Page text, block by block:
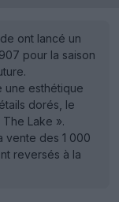
ont lancé un
pour la saison
une esthétique
dorés, le
Lake ».
vente des 1 000
reversés à la